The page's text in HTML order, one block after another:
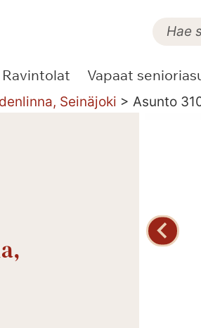
Ravintolat Vapaat
Seinäjoki > Asunto